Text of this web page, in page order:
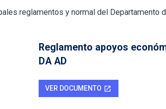
reglamentos y normal del Departamento
Reglamento apoyos
DA AD
VER DOCUMENTO open_in_new